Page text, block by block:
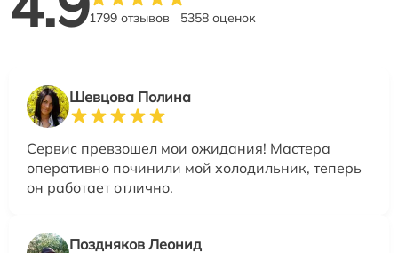
1799 отзывов 5358 оценок
Шевцова Полина
Сервис превзошел мои ожидания! Мастера
оперативно починили мой холодильник, теперь
он работает отлично.
Поздняков Леонид